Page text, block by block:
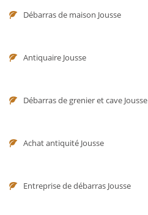
Débarras de maison Jousse
Antiquaire Jousse
Débarras de grenier et cave Jousse
Achat antiquité Jousse
Entreprise de débarras Jousse